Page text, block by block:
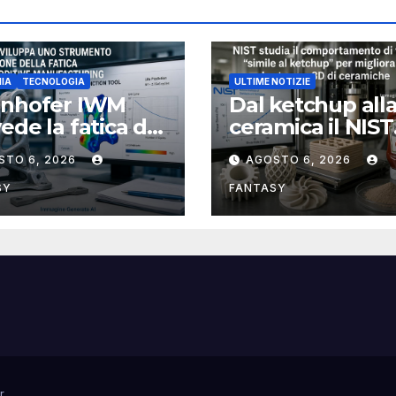
TECNOLOGIA
IWM
la fatica dei
stampati in
6, 2026
ULTIME NOTIZIE
Dal ketchup
ceramica il NIST
studia la
per rendere più
affidabile la
3D
AGOSTO 6, 2026
FANTASY
.